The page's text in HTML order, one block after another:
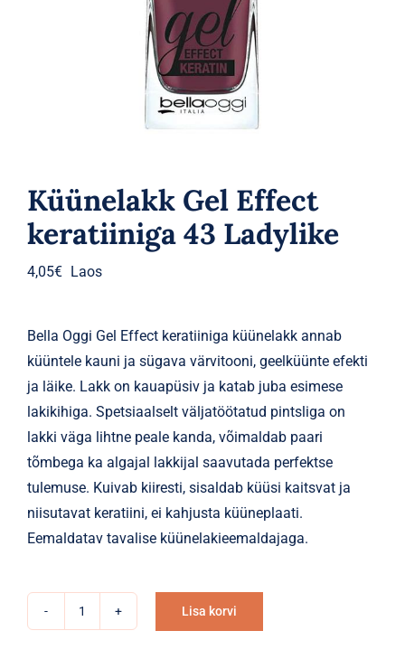
Küünelakk Gel Effect
keratiiniga 43 Ladylike
4,05€ Laos
Bella Oggi Gel Effect keratiiniga küünelakk annab
küüntele kauni ja sügava värvitooni, geelküünte efekti
ja läike. Lakk on kauapüsiv ja katab juba esimese
lakikihiga. Spetsiaalselt väljatöötatud pintsliga on
lakki väga lihtne peale kanda, võimaldab paari
tõmbega ka algajal lakkijal saavutada perfektse
tulemuse. Kuivab kiiresti, sisaldab küüsi kaitsvat ja
niisutavat keratiini, ei kahjusta küüneplaati.
Eemaldatav tavalise küünelakieemaldajaga.
Lisa korvi
Alternative: